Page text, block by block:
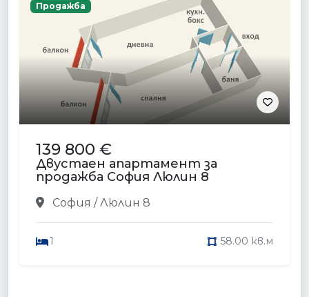
Продажба
139 800 €
Двустаен апартамент за
продажба София Люлин 8
София / Люлин 8
1 58.00 кв.м